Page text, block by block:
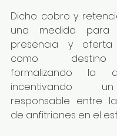
Dicho cobro y
una medida para
presencia y
como destino
formalizando la
incentivando
responsable entre
de anfitriones en el